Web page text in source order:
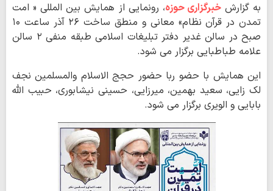
به گزارشخبرگزاری حوزه، رونمایی از همایش بین المللی « امت
تمدن در قرآن نظام» معانی و منطق ساخت ۲۶ آذر ساعت ۱۰
صبح در سالن غدیر دفتر تبلیغات اسلامی طبقه منفی ۲ سالن
علامه طباطبایی برگزار می شود.
این همایش با حضو ربا حضور حجج الاسلام والمسلمین نجف
لک زایی، سعید بهمین، میرزایی، حسینی نیشابوری، حبیب الله
بابایی و الویری برگزار می شود.